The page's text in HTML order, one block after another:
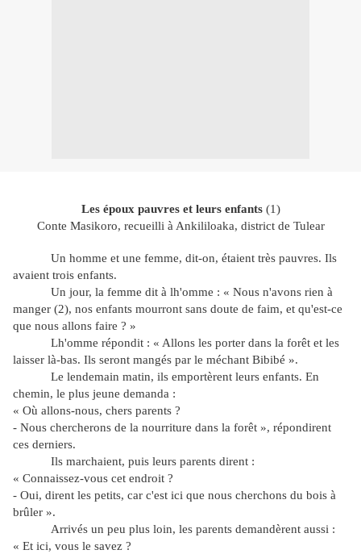
Les époux pauvres et leurs enfants (1)
Conte Masikoro, recueilli à Ankililoaka, district de Tulear
Un homme et une femme, dit-on, étaient très pauvres. Ils
avaient trois enfants.
Un jour, la femme dit à lh'omme : « Nous n'avons rien à
manger (2), nos enfants mourront sans doute de faim, et qu'est-ce
que nous allons faire ? »
Lh'omme répondit : « Allons les porter dans la forêt et les
laisser là-bas. Ils seront mangés par le méchant Bibibé ».
Le lendemain matin, ils emportèrent leurs enfants. En
chemin, le plus jeune demanda :
« Où allons-nous, chers parents ?
- Nous chercherons de la nourriture dans la forêt », répondirent
ces derniers.
Ils marchaient, puis leurs parents dirent :
« Connaissez-vous cet endroit ?
- Oui, dirent les petits, car c'est ici que nous cherchons du bois à
brûler ».
Arrivés un peu plus loin, les parents demandèrent aussi :
« Et ici, vous le savez ?